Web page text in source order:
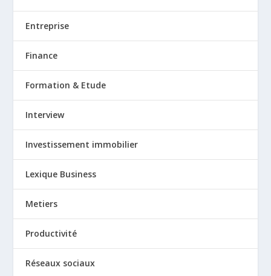
Entreprise
Finance
Formation & Etude
Interview
Investissement immobilier
Lexique Business
Metiers
Productivité
Réseaux sociaux